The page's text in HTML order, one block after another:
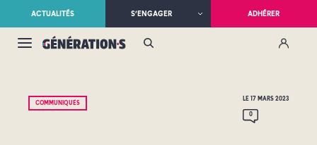
ACTUALITÉS S’ENGAGER ADHÉRER
COMMUNIQUÉS
LE 17 MARS 2023
0